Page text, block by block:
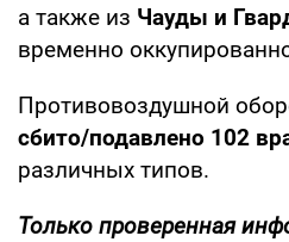
а также из Чауды и
временно
Противовоздушной
сбито/подавлено 102
различных типов.
Только проверенная